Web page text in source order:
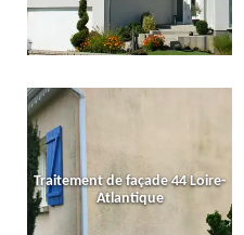
Traitement de façade 44 Loire-
Atlantique